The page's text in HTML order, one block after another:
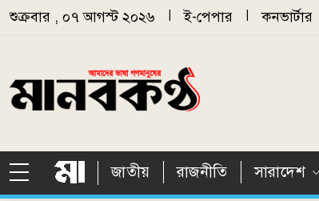
Skip to main content
শুক্রবার , ০৭ আগস্ট ২০২৬ ই-পেপার কনভার্টার
জাতীয় রাজনীতি সারাদেশ